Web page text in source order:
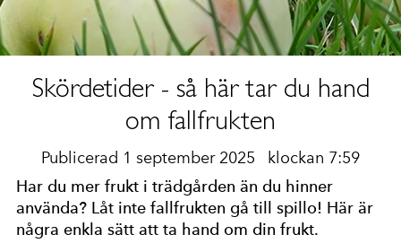
Skördetider - så här tar du hand
om fallfrukten
Publicerad 1 september 2025 klockan 7:59
Har du mer frukt i trädgården än du hinner
använda? Låt inte fallfrukten gå till spillo! Här är
några enkla sätt att ta hand om din frukt.